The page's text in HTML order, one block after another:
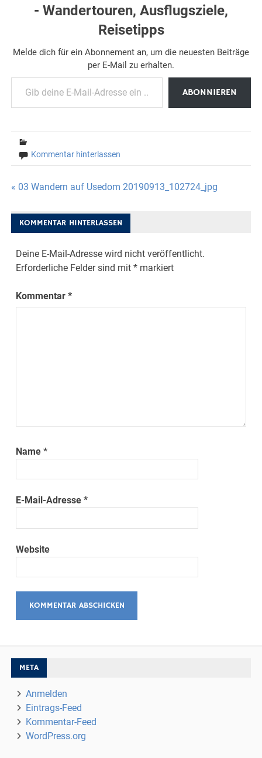
- Wandertouren, Ausflugsziele,
Reisetipps
Melde dich für ein Abonnement an, um die neuesten Beiträge
per E-Mail zu erhalten.
Gib deine E-Mail-Adresse ein ...
ABONNIEREN
Kommentar hinterlassen
Beitragsnavigation
« 03 Wandern auf Usedom 20190913_102724_jpg
KOMMENTAR HINTERLASSEN
Deine E-Mail-Adresse wird nicht veröffentlicht.
Erforderliche Felder sind mit* markiert
Kommentar*
Name*
E-Mail-Adresse*
Website
META
Anmelden
Eintrags-Feed
Kommentar-Feed
WordPress.org